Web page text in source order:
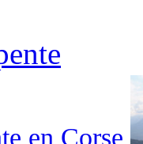
en Corse